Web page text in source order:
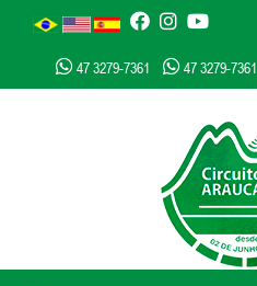
47 3279-7361 47 3279-7361